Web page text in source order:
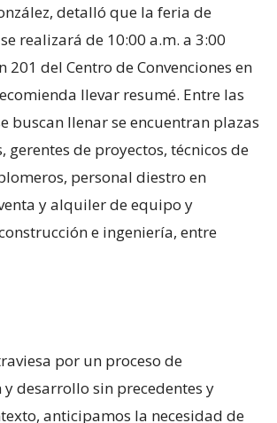
detalló que la feria de
realizará de 10:00 a.m. a 3:00
201 del Centro de Convenciones en
llevar resumé. Entre las
buscan llenar se encuentran plazas
gerentes de proyectos, técnicos de
personal diestro en
y alquiler de equipo y
e ingeniería, entre
por un proceso de
desarrollo sin precedentes y
anticipamos la necesidad de